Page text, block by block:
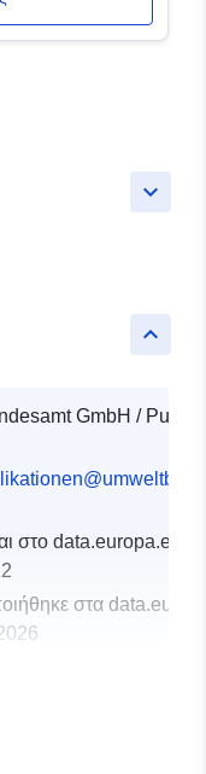
keyboard_arrow_down
keyboard_arrow_up
GmbH /
στο data.europa.eu:
στα
88u/